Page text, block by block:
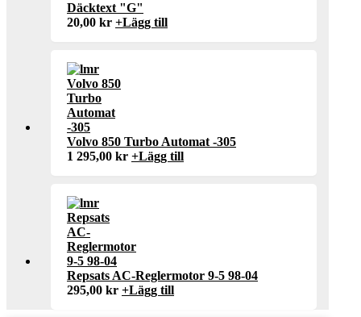
Däcktext "G"
20,00 kr +Lägg till
Volvo 850 Turbo Automat -305
1 295,00 kr +Lägg till
Repsats AC-Reglermotor 9-5 98-04
295,00 kr +Lägg till